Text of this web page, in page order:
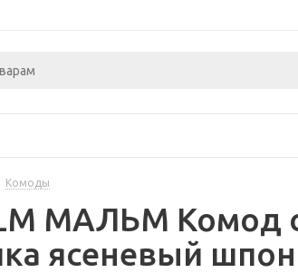
Комоды
МАЛЬМ Комод
ясеневый шпон